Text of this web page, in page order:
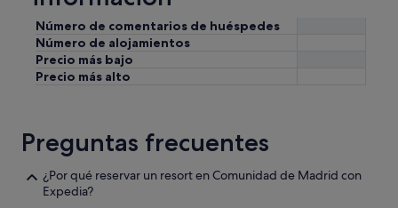
Número de comentarios de huéspedes
Número de alojamientos
Precio más bajo
Precio más alto
Preguntas frecuentes
¿Por qué reservar un resort en Comunidad de Madrid con
Expedia?